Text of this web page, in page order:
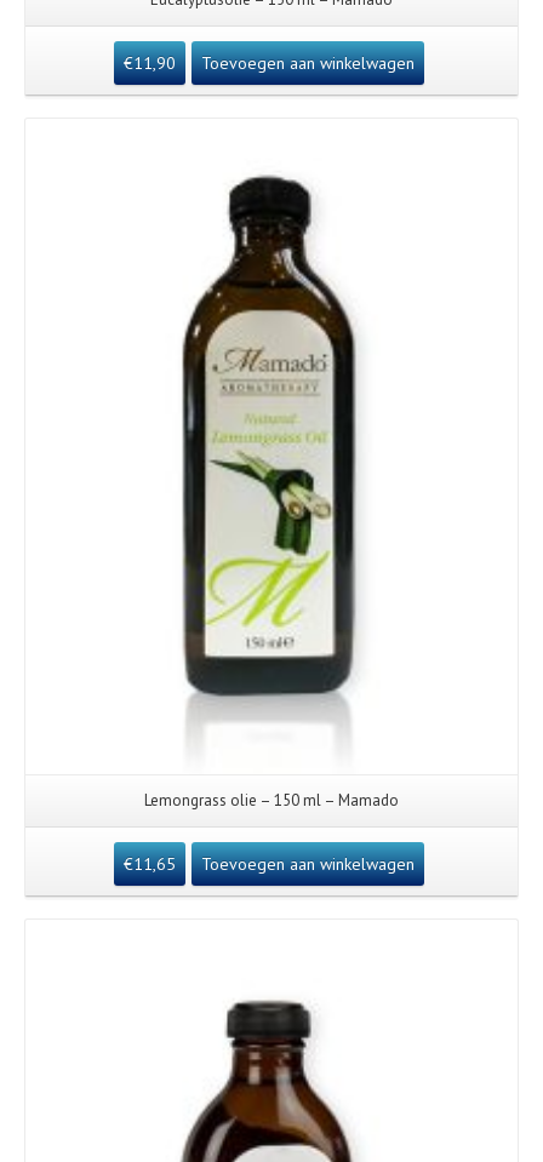
€11,90 Toevoegen aan winkelwagen
Details
Lemongrass olie – 150 ml – Mamado
€11,65 Toevoegen aan winkelwagen
Details